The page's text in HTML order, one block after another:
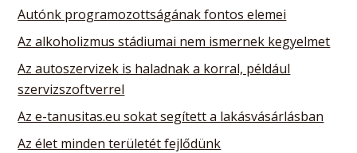
Autónk programozottságának fontos elemei
Az alkoholizmus stádiumai nem ismernek kegyelmet
Az autoszervizek is haladnak a korral, például
szervizszoftverrel
Az e-tanusitas.eu sokat segített a lakásvásárlásban
Az élet minden területét fejlődünk